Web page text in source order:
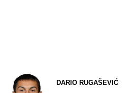
DARIO RUGAŠEVIĆ